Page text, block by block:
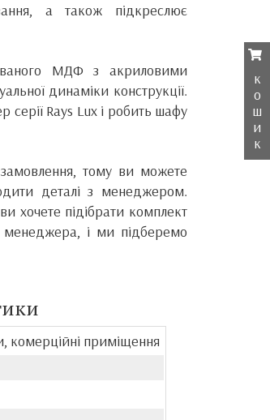
а також підкреслює
МДФ з акриловими
динаміки конструкції.
серії Rays Lux і робить шафу
тому ви можете
деталі з менеджером.
хочете підібрати комплект
менеджера, і ми підберемо
комерційні приміщення
к
о
ш
и
к